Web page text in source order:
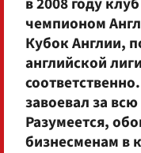
чемпионом
Кубок Англии,
английской
завоевал за
Разумеется,
бизнесменам в